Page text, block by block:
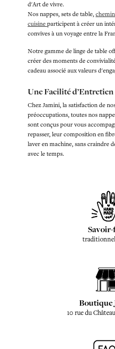
d'Art de vivre.
Nos nappes, sets de table,
cuisineparticipent à créer un
convives à un voyage entre la
Notre gamme de linge de table
créer des moments de
cadeau associé aux valeurs
Une Facilité
Chez Jamini, la satisfaction de
préoccupations, toutes nos
sont conçus pour vous
repasser, leur composition en
laver en machine, sans craindre
avec le temps.
Boutique
10 rue du